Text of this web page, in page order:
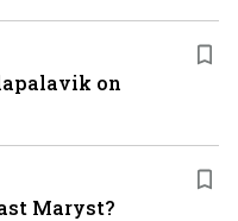
on
Maryst?